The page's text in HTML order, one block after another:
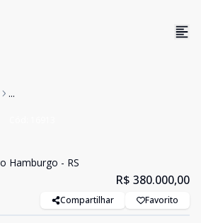
...
Hamburgo - RS
R$ 380.000,00
Compartilhar Favorito